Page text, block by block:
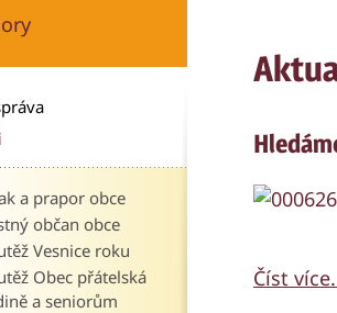
Číst
a prapor obce
občan obce
Vesnice roku
Obec přátelská
a seniorům